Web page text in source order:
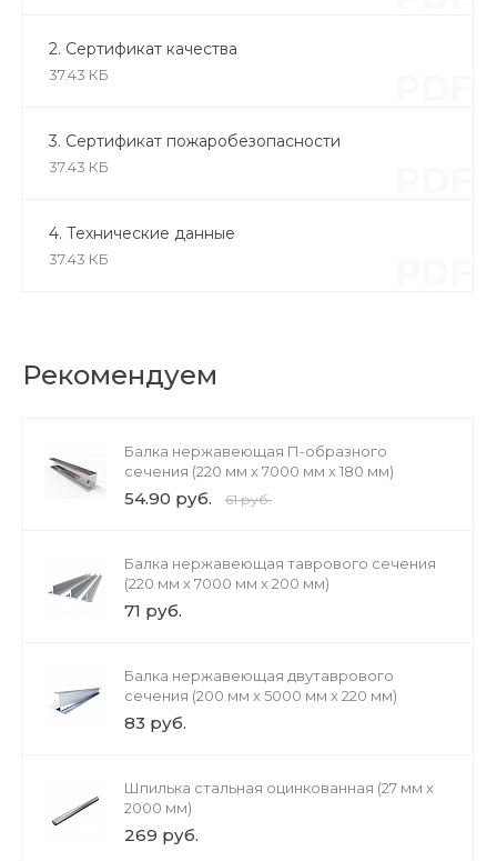
2. Сертификат качества
37.43 КБ
3. Сертификат пожаробезопасности
37.43 КБ
4. Технические данные
37.43 КБ
Рекомендуем
Балка нержавеющая П-образного
сечения (220 мм х 7000 мм х 180 мм)
54.90 руб. 61 руб.
Балка нержавеющая таврового сечения
(220 мм х 7000 мм х 200 мм)
71 руб.
Балка нержавеющая двутаврового
сечения (200 мм х 5000 мм х 220 мм)
83 руб.
Шпилька стальная оцинкованная (27 мм х
2000 мм)
269 руб.